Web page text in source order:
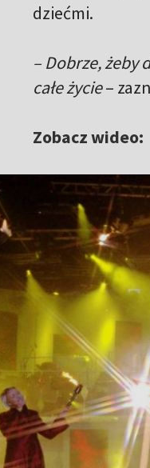
dziećmi.
– Dobrze, żeby
całe życie–
Zobacz wideo: